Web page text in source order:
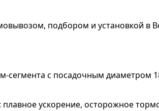
подбором и установкой в
сегмента с посадочным
плавное ускорение, осторожное